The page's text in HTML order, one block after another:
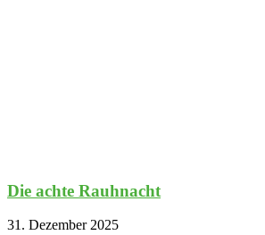
Die achte Rauhnacht
31. Dezember 2025